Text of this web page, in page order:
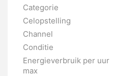
Categorie
Celopstelling
Channel
Conditie
Energieverbruik per uur
max